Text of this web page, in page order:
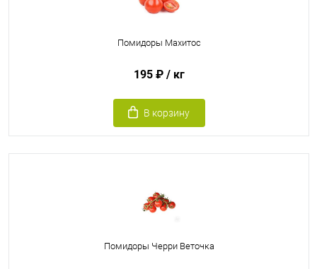
Помидоры Махитос
195 ₽ / кг
В корзину
Помидоры Черри Веточка